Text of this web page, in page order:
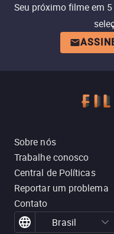
Seu próximo filme em
Sobre nós
Trabalhe conosco
Central de Políticas
Reportar um problema
Contato
Brasil